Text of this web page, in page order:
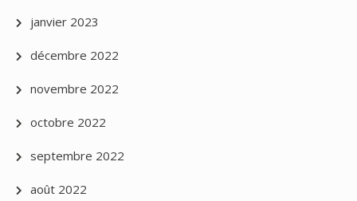
janvier 2023
décembre 2022
novembre 2022
octobre 2022
septembre 2022
août 2022